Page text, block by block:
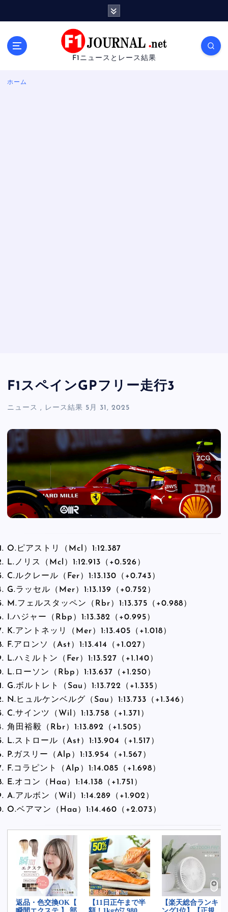
F1ニュースとレース結果
ホーム
F1スペインGPフリー走行3
ニュース , レース結果 5月 31, 2025
O.ピアストリ（Mcl）1:12.387
L.ノリス（Mcl）1:12.913（+0.526）
C.ルクレール（Fer）1:13.130（+0.743）
G.ラッセル（Mer）1:13.139（+0.752）
M.フェルスタッペン（Rbr）1:13.375（+0.988）
I.ハジャー（Rbp）1:13.382（+0.995）
K.アントネッリ（Mer）1:13.405（+1.018）
F.アロンソ（Ast）1:13.414（+1.027）
L.ハミルトン（Fer）1:13.527（+1.140）
L.ローソン（Rbp）1:13.637（+1.250）
G.ボルトレト（Sau）1:13.722（+1.335）
N.ヒュルケンベルグ（Sau）1:13.733（+1.346）
C.サインツ（Wil）1:13.758（+1.371）
角田裕毅（Rbr）1:13.892（+1.505）
L.ストロール（Ast）1:13.904（+1.517）
P.ガスリー（Alp）1:13.954（+1.567）
F.コラピント（Alp）1:14.085（+1.698）
E.オコン（Haa）1:14.138（+1.751）
A.アルボン（Wil）1:14.289（+1.902）
O.ベアマン（Haa）1:14.460（+2.073）